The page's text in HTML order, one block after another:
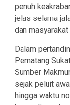
penuh
jelas selama
dan
Dalam
Pematang
Sumber
sejak peluit
hingga waktu